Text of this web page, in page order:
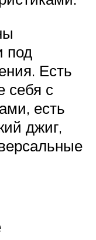
под
Есть
себя с
есть
джиг,